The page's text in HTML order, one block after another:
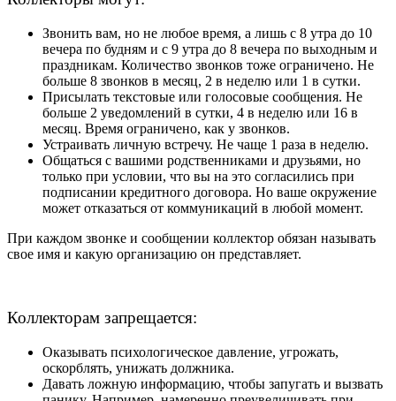
Звонить вам, но не любое время, а лишь с 8 утра до 10
вечера по будням и с 9 утра до 8 вечера по выходным и
праздникам. Количество звонков тоже ограничено. Не
больше 8 звонков в месяц, 2 в неделю или 1 в сутки.
Присылать текстовые или голосовые сообщения. Не
больше 2 уведомлений в сутки, 4 в неделю или 16 в
месяц. Время ограничено, как у звонков.
Устраивать личную встречу. Не чаще 1 раза в неделю.
Общаться с вашими родственниками и друзьями, но
только при условии, что вы на это согласились при
подписании кредитного договора. Но ваше окружение
может отказаться от коммуникаций в любой момент.
При каждом звонке и сообщении коллектор обязан называть
свое имя и какую организацию он представляет.
Коллекторам запрещается:
Оказывать психологическое давление, угрожать,
оскорблять, унижать должника.
Давать ложную информацию, чтобы запугать и вызвать